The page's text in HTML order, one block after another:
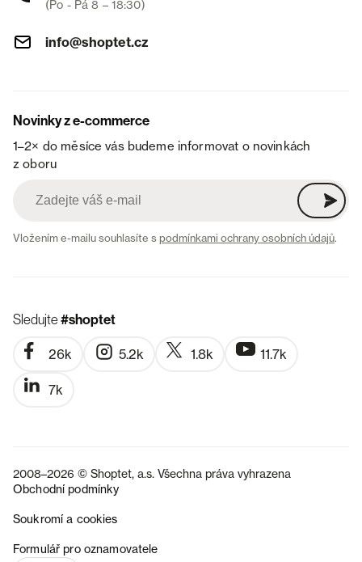
(Po - Pá 8 – 18:30)
info@shoptet.cz
Novinky z e-commerce
1–2× do měsíce vás budeme informovat o novinkách
z oboru
Vložením e-mailu souhlasíte spodmínkami ochrany osobních údajů.
Sledujte#shoptet
26k 5.2k 1.8k 11.7k
7k
2008–2026 © Shoptet, a.s. Všechna práva vyhrazena
Obchodní podmínky
Soukromí a cookies
Formulář pro oznamovatele